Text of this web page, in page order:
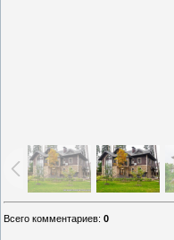
Всего комментариев: 0